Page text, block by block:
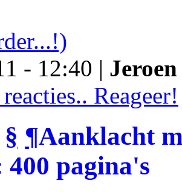
- 12:40 |
Reageer!
§ ¶Aanklacht
400 pagina's